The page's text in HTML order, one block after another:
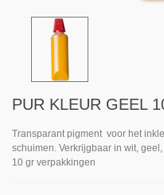
PUR KLEUR GEEL
Transparant pigment voor het
schuimen. Verkrijgbaar in wit,
10 gr verpakkingen